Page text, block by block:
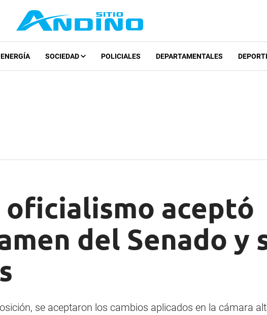
ENERGÍA SOCIEDAD POLICIALES DEPARTAMENTALES
oficialismo aceptó
del Senado y
se aceptaron los cambios aplicados en la cámara